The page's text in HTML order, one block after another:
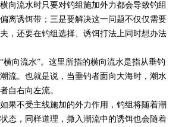
向流水时只要对钓组施加外力都会导致钓组
离诱饵带；三是要解决这一问题不仅仅需要
，还要在钓组选择、诱饵打法上同时想办法
横向流水”。这里所指的横向流水是指从垂钓
流。也就是说，当垂钓者面向大海时，潮水
自右向左流。
果不受主线施加的外力作用，钓组将随着潮
态，同样道理，撒入潮流中的诱饵也会随着